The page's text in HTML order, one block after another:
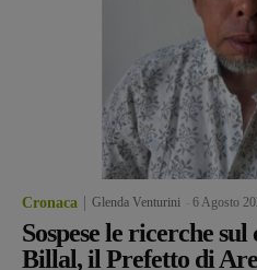
Cronaca Glenda Venturini 6 Agosto
Sospese le ricerche
Billal, il Prefetto di